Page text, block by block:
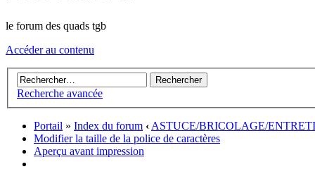
le forum des quads tgb
Accéder au contenu
Recherche avancée
Portail » Index du forum ‹ASTUCE/BRICOLAGE/
Modifier la taille de la police de caractères
Aperçu avant impression